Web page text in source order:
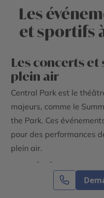
Les
et sportifs
Les concerts et
plein air
Central Park est le
majeurs, comme le
the Park. Ces
pour des performances
plein air.
Les
et comment y